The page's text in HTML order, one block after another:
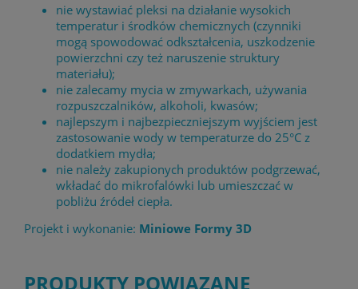
nie wystawiać pleksi na działanie wysokich
temperatur i środków chemicznych (czynniki
mogą spowodować odkształcenia, uszkodzenie
powierzchni czy też naruszenie struktury
materiału);
nie zalecamy mycia w zmywarkach, używania
rozpuszczalników, alkoholi, kwasów;
najlepszym i najbezpieczniejszym wyjściem jest
zastosowanie wody w temperaturze do 25°C z
dodatkiem mydła;
nie należy zakupionych produktów podgrzewać,
wkładać do mikrofalówki lub umieszczać w
pobliżu źródeł ciepła.
Projekt i wykonanie: Miniowe Formy 3D
PRODUKTY POWIĄZANE